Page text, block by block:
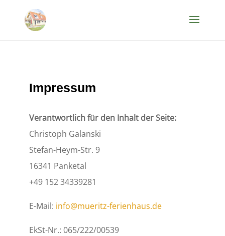
Impressum
Verantwortlich für den Inhalt der Seite:
Christoph Galanski
Stefan-Heym-Str. 9
16341 Panketal
+49 152 34339281
E-Mail: info@mueritz-ferienhaus.de
EkSt-Nr.:065/222/00539